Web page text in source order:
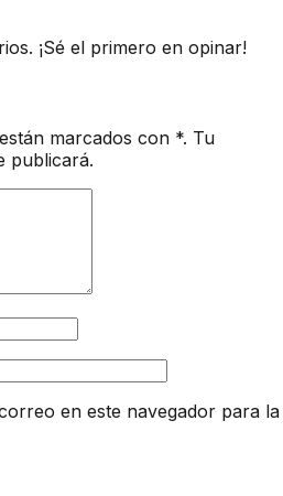
¡Sé el primero en opinar!
marcados con *. Tu
publicará.
en este navegador para la